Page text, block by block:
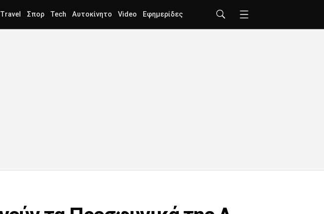
Travel Σπορ Tech Αυτοκίνητο Video Εφημερίδες